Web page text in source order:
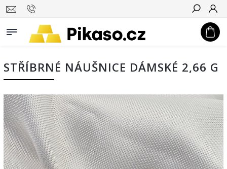
Hledat
STŘÍBRNÉ NÁUŠNICE DÁMSKÉ 2,66 G